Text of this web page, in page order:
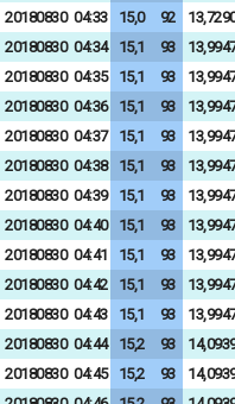
20180830 04:33 15,0 92
20180830 04:34 15,1 93
20180830 04:35 15,1 93
20180830 04:36 15,1 93
20180830 04:37 15,1 93
20180830 04:38 15,1 93
20180830 04:39 15,1 93
20180830 04:40 15,1 93
20180830 04:41 15,1 93
20180830 04:42 15,1 93
20180830 04:43 15,1 93
20180830 04:44 15,2 93
20180830 04:45 15,2 93